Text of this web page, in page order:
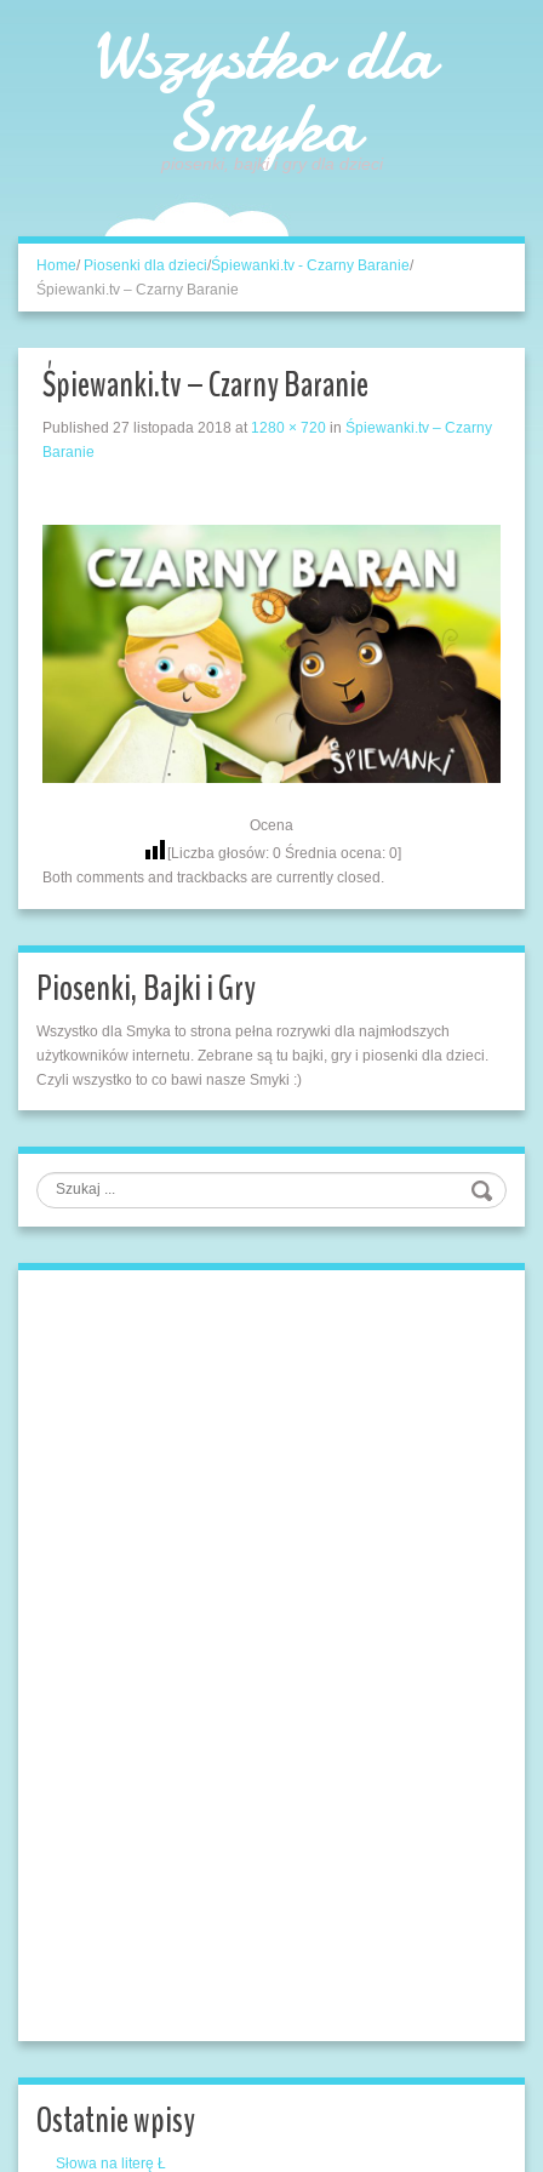
Wszystko dla
Smyka
piosenki, bajki i gry dla dzieci
Home/ Piosenki dla dzieci/Śpiewanki.tv - Czarny Baranie/
Śpiewanki.tv – Czarny Baranie
Śpiewanki.tv – Czarny Baranie
Published 27 listopada 2018 at 1280 × 720 in Śpiewanki.tv – Czarny
Baranie
Ocena
[Liczba głosów: 0 Średnia ocena: 0]
Both comments and trackbacks are currently closed.
Piosenki, Bajki i Gry
Wszystko dla Smyka to strona pełna rozrywki dla najmłodszych
użytkowników internetu. Zebrane są tu bajki, gry i piosenki dla dzieci.
Czyli wszystko to co bawi nasze Smyki :)
Szukaj
Ostatnie wpisy
Słowa na literę Ł